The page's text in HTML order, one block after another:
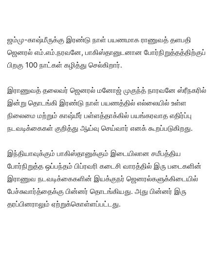
ஜம்மு-காஷ்மீருக்கு இரண்டு நாள் பயணமாக ராணுவத் தளபதி
ஜெனரல் எம்.எம்.நரவனே, பாகிஸ்தானுடனான போர்நிறுத்தத்திற்குப்
பிறகு 100 நாட்கள் கழித்து செல்கிறார்.
இராணுவத் தலைவர் ஜெனரல் மனோஜ் முகுந்த் நாரவனே ஸ்ரீநகரில்
இன்று தொடங்கி இரண்டு நாள் பயணத்தில் எல்லையில் உள்ள
நிலைமை மற்றும் காஷ்மீர் பள்ளத்தாக்கில் பயங்கரவாத எதிர்ப்பு
நடவடிக்கைகள் குறித்து ஆய்வு செய்வார் எனக் கூறப்படுகிறது.
இந்தியாவுக்கும் பாகிஸ்தானுக்கும் இடையிலான சமீபத்திய
போர்நிறுத்த ஒப்பந்தம் பிப்ரவரி கடைசி வாரத்தில் இரு படைகளின்
இராணுவ நடவடிக்கைகளின் இயக்குநர் ஜெனரல்களுக்கிடையில்
பேச்சுவார்த்தைக்கு பின்னர் தொடங்கியது. அது பின்னர் இரு
தரப்பினராலும் ஏற்றுக்கொள்ளப்பட்டது.